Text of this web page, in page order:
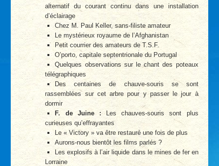
alternatif du courant continu dans une installation
d’éclairage
Chez M. Paul Keller, sans-filiste amateur
Le mystérieux royaume de l’Afghanistan
Petit courrier des amateurs de T.S.F.
O’porto, capitale septentrionale du Portugal
Quelques observations sur le chant des poteaux
télégraphiques
Des centaines de chauve-souris se sont
rassemblées sur cet arbre pour y passer le jour à
dormir
F. de Juine :Les chauves-souris sont plus
curieuses qu’effrayantes
Le « Victory » va être restauré une fois de plus
Aurons-nous bientôt les films parlés ?
Les explosifs à l’air liquide dans le mines de fer en
Lorraine